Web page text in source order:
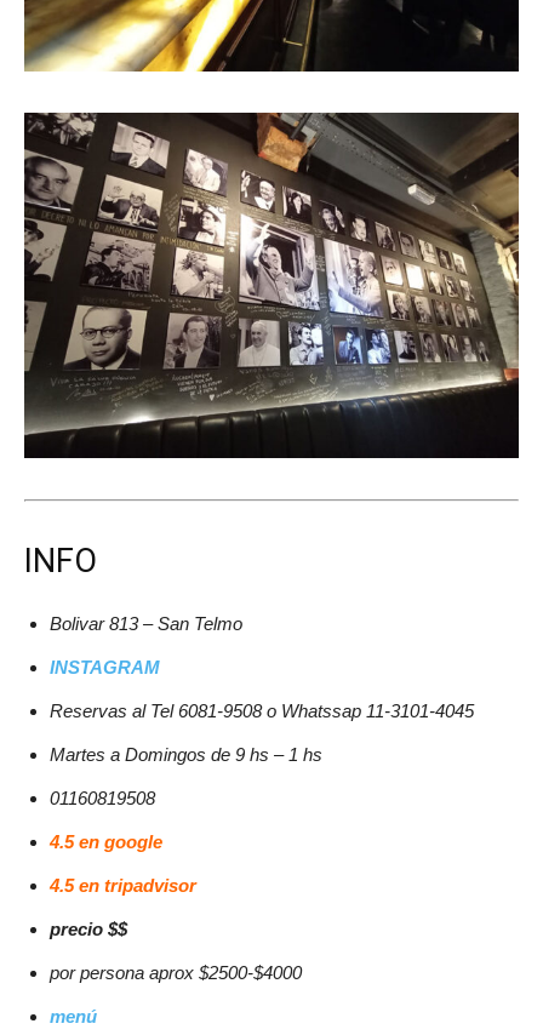
INFO
Bolivar 813 – San Telmo
INSTAGRAM
Reservas al Tel 6081-9508 o Whatssap 11-3101-4045
Martes a Domingos de 9 hs – 1 hs
01160819508
4.5 en google
4.5 en tripadvisor
precio $$
por persona aprox $2500-$4000
menú